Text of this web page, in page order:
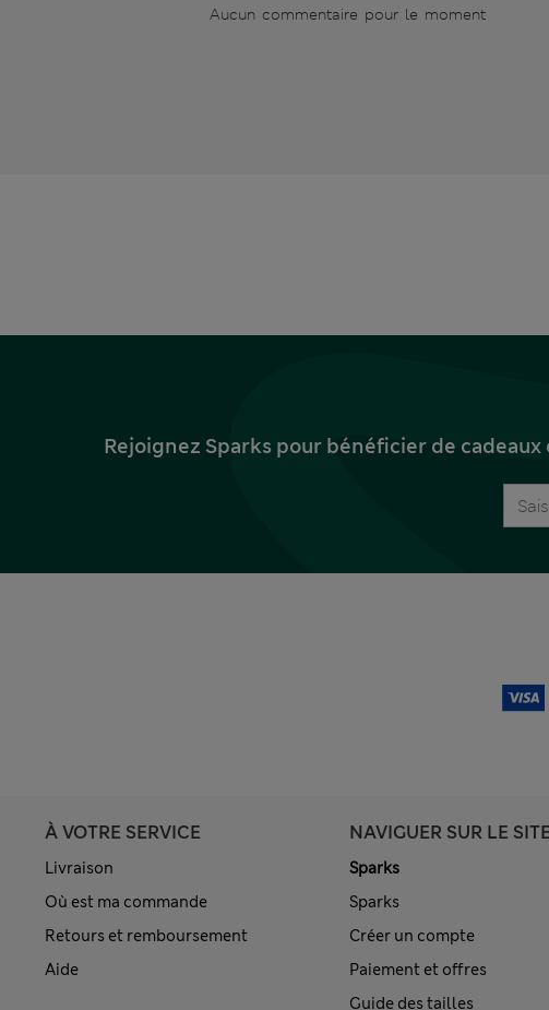
Aucun commentaire pour le moment
Rejoignez Sparks pour bénéficier de
À VOTRE SERVICE
Livraison
Où est ma commande
Retours et remboursement
Aide
NAVIGUER SUR LE SITE
Sparks
Sparks
Créer un compte
Paiement et offres
Guide des tailles